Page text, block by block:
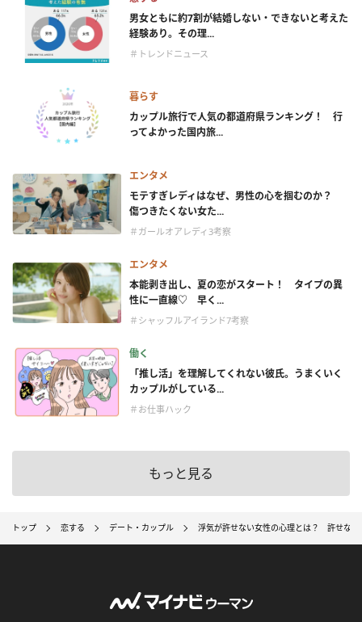
男女ともに約7割が結婚しない・できないと考えた
経験あり。その理...
＃トレンドニュース
暮らす
カップル旅行で人気の都道府県ランキング！ 行
ってよかった国内旅...
エンタメ
モテすぎレディはなぜ、男性の心を掴むのか？
傷つきたくない女た...
＃ガールオアレディ3考察
エンタメ
本能剥き出し、夏の恋がスタート！ タイプの異
性に一直線♡ 早く...
＃シャッフルアイランド7考察
働く
「推し活」を理解してくれない彼氏。うまくいく
カップルがしている...
＃お仕事ハック
もっと見る
トップ 恋する デート・カップル 浮気が許せない女性の心理とは？ 許せない